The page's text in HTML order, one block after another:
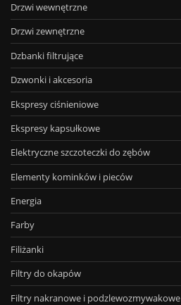
Drzwi wewnętrzne
Drzwi zewnętrzne
Dzbanki filtrujące
Dzwonki i akcesoria
Ekspresy ciśnieniowe
Ekspresy kapsułkowe
Elektryczne szczoteczki do zębów
Elementy kominków i pieców
Energia
Farby
Filiżanki
Filtry do okapów
Filtry nakranowe i podzlewozmywakowe